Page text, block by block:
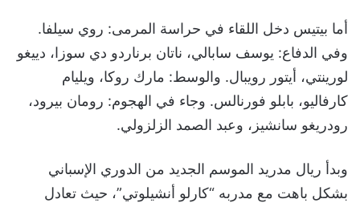
أما بيتيس دخل اللقاء في حراسة المرمى: روي سيلفا.
وفي الدفاع: يوسف سابالي، ناتان برناردو دي سوزا، دييغو
لورينتي، أيتور رويبال. والوسط: مارك روكا، ويليام
كارفاليو، بابلو فورنالس. وجاء في الهجوم: رومان بيرود،
رودريغو سانشيز، وعبد الصمد الزلزولي.
وبدأ ريال مدريد الموسم الجديد من الدوري الإسباني
بشكل باهت مع مدربه “كارلو أنشيلوتي”، حيث تعادل